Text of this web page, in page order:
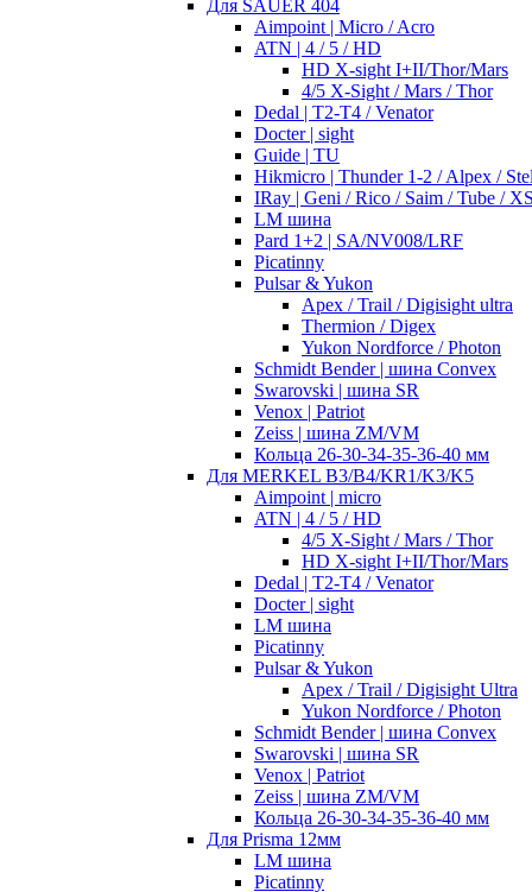
Для SAUER 404
Aimpoint | Micro / Acro
ATN | 4 / 5 / HD
HD X-sight I+II/Thor/Mars
4/5 X-Sight / Mars / Thor
Dedal | T2-T4 / Venator
Docter | sight
Guide | TU
Hikmicro | Thunder 1-2 / Alpex /
IRay | Geni / Rico / Saim / Tube /
LM шина
Pard 1+2 | SA/NV008/LRF
Picatinny
Pulsar & Yukon
Apex / Trail / Digisight ultra
Thermion / Digex
Yukon Nordforce / Photon
Schmidt Bender | шина Convex
Swarovski | шина SR
Venox | Patriot
Zeiss | шина ZM/VM
Кольца 26-30-34-35-36-40 мм
Для MERKEL B3/B4/KR1/K3/K5
Aimpoint | micro
ATN | 4 / 5 / HD
4/5 X-Sight / Mars / Thor
HD X-sight I+II/Thor/Mars
Dedal | T2-T4 / Venator
Docter | sight
LM шина
Picatinny
Pulsar & Yukon
Apex / Trail / Digisight Ultra
Yukon Nordforce / Photon
Schmidt Bender | шина Convex
Swarovski | шина SR
Venox | Patriot
Zeiss | шина ZM/VM
Кольца 26-30-34-35-36-40 мм
Для Prisma 12мм
LM шина
Picatinny